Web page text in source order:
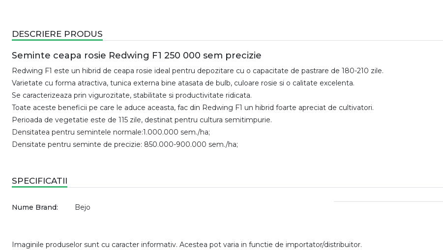
DESCRIERE PRODUS
Seminte ceapa rosie Redwing F1 250 000 sem precizie
Redwing F1 este un hibrid de ceapa rosie ideal pentru depozitare cu o capacitate de pastrare de 180-210 zile.
Varietate cu forma atractiva, tunica externa bine atasata de bulb, culoare rosie si o calitate excelenta.
Se caracterizeaza prin vigurozitate, stabilitate si productivitate ridicata.
Toate aceste beneficii pe care le aduce aceasta, fac din Redwing F1 un hibrid foarte apreciat de cultivatori.
Perioada de vegetatie este de 115 zile, destinat pentru cultura semitimpurie.
Densitatea pentru semintele normale:1.000.000 sem./ha;
Densitate pentru seminte de precizie: 850.000-900.000 sem./ha;
SPECIFICATII
Nume Brand: Bejo
Imaginile produselor sunt cu caracter informativ. Acestea pot varia in functie de importator/distribuitor.